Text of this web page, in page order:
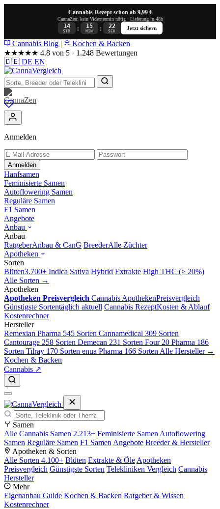
Cannabis-Rezept schon ab 9,99 €
CannaZen: kein Videotermin nötig · Lieferung in 48h
14
STD : 15
MIN : 21
SEK
Jetzt sichern
Cannabis Blog |
Kochen & Backen
★★★★★ 4.8 von 5 · 1.248 Bewertungen
🇩🇪 DE EN
Anmelden
Anmelden
Hanfsamen
Feminisierte Samen
Autoflowering Samen
Reguläre Samen
F1 Samen
Angebote
Anbau
Anbau
RatgeberAnbau & CanG BreederAlle Züchter
Apotheken
Sorten
Blüten3.700+ Indica Sativa Hybrid Extrakte High THC (≥ 20%)
Alle Sorten →
Apotheken
Apotheken Preisvergleich Cannabis ApothekenPreisvergleich
Günstigste Sortentäglich aktuell Cannabis RezeptKosten & Ablauf
Kostenrechner
Hersteller
Remexian Pharma 545 Sorten Cannamedical 309 Sorten
Cantourage 258 Sorten Demecan 231 Sorten Four 20 Pharma 186
Sorten Tilray 170 Sorten enua Pharma 166 Sorten Alle Hersteller →
Kochen & Backen
Cannabis ↗
Samen
Alle Cannabis Samen 2.213+ Feminisierte Samen Autoflowering
Samen Reguläre Samen F1 Samen Angebote Breeder & Hersteller
Apotheken & Sorten
Alle Sorten 4.100+ Blüten Extrakte & Öle Apotheken
Preisvergleich Günstigste Sorten Telekliniken Vergleich Cannabis
Hersteller
Mehr
Eigenanbau Guide Kochen & Backen Ratgeber & Wissen
Kostenrechner